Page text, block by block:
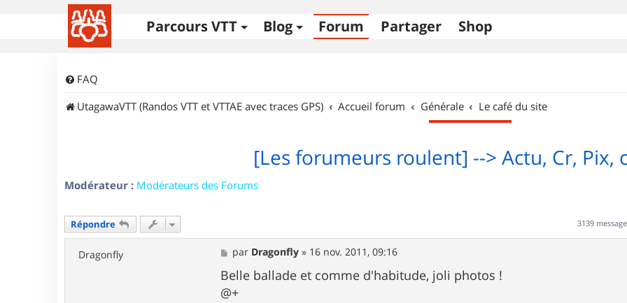
Parcours VTT Blog Forum Partager Shop
FAQ
UtagawaVTT (Randos VTT et VTTAE avec traces GPS)
Accueil forum Générale Le café du site
[Les forumeurs roulent] --> Actu, Cr, Pix,
Modérateur : Modérateurs des Forums
Répondre 3139
Dragonfly
M
e
s
s
a
par Dragonfly » 16 nov. 2011, 09:16
Belle ballade et comme d'habitude, joli photos !
@+